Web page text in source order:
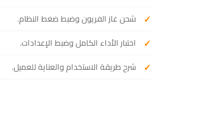
شحن غاز الفريون وضبط ضغط النظام.
اختبار الأداء الكامل وضبط الإعدادات.
شرح طريقة الاستخدام والعناية للعميل.